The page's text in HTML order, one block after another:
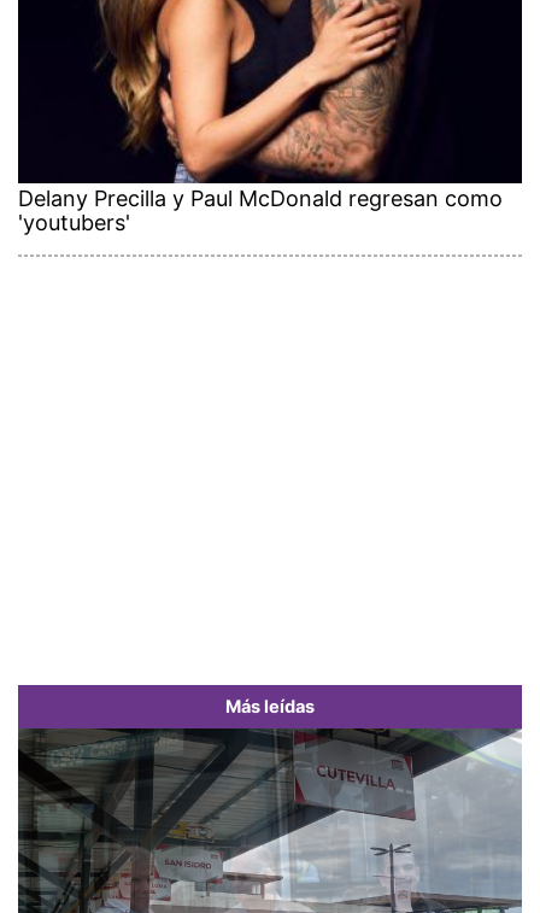
Delany Precilla y Paul McDonald regresan como
'youtubers'
Más leídas